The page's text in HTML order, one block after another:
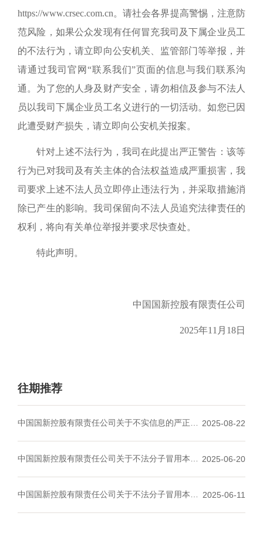
https://www.crsec.com.cn。请社会各界提高警惕，注意防
范风险，如果公众发现有任何冒充我司及下属企业员工
的不法行为，请立即向公安机关、监管部门等举报，并
请通过我司官网“联系我们”页面的信息与我们联系沟
通。为了您的人身及财产安全，请勿相信及参与不法人
员以我司下属企业员工名义进行的一切活动。如您已因
此遭受财产损失，请立即向公安机关报案。
针对上述不法行为，我司在此提出严正警告：该等
行为已对我司及有关主体的合法权益造成严重损害，我
司要求上述不法人员立即停止违法行为，并采取措施消
除已产生的影响。我司保留向不法人员追究法律责任的
权利，将向有关单位举报并要求尽快查处。
特此声明。
中国国新控股有限责任公司
2025年11月18日
往期推荐
中国国新控股有限责任公司关于不实信息的严正声 2025-08-22
中国国新控股有限责任公司关于不法分子冒用本公 2025-06-20
中国国新控股有限责任公司关于不法分子冒用本公
2025-06-11